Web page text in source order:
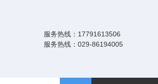
服务热线：17791613506
服务热线：029-86194005